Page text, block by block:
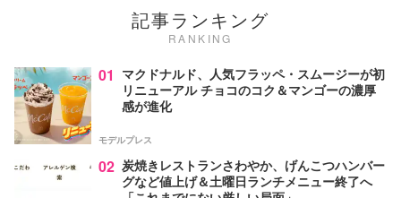
記事ランキング
RANKING
01 マクドナルド、人気フラッペ・スムージーが初
リニューアル チョコのコク＆マンゴーの濃厚
感が進化
モデルプレス
02 炭焼きレストランさわやか、げんこつハンバー
グなど値上げ＆土曜日ランチメニュー終了へ